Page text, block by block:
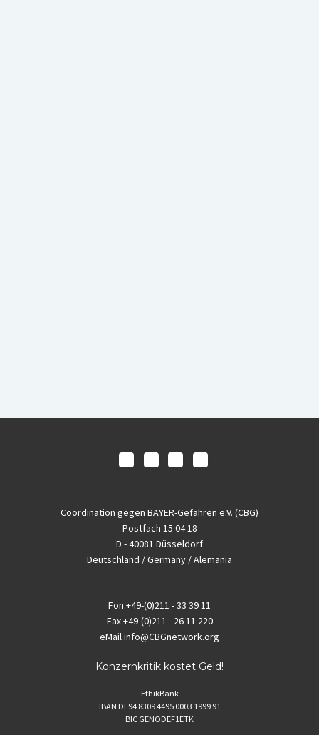
Coordination gegen BAYER-Gefahren e.V. (CBG)
Postfach 15 04 18
D - 40081 Düsseldorf
Deutschland / Germany / Alemania
Fon +49-(0)211 - 33 39 11
Fax+49-(0)211 - 26 11 220
eMailinfo@CBGnetwork.org
Konzernkritik kostet Geld!
EthikBank
IBAN DE94 8309 4495 0003 1999 91
BIC GENODEF1ETK